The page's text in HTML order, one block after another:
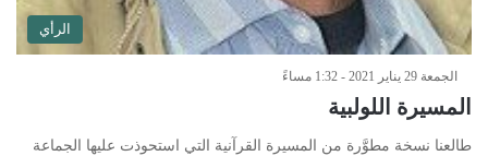
الرأي
الجمعة 29 يناير 2021 - 1:32 مساءً
المسيرة اللولبية
طالعنا نسخة مطوَّرة من المسيرة القرآنية التي استحوذت عليها الجماعة